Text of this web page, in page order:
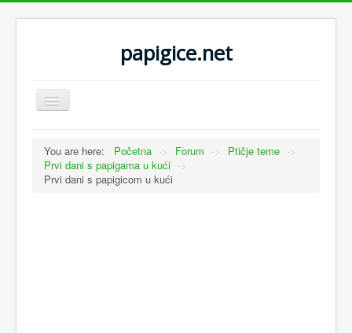
papigice.net
Toggle
Navigation
You are here: Početna -> Forum -> Ptičje teme ->
Prvi dani s papigama u kući ->
Prvi dani s papigicom u kući